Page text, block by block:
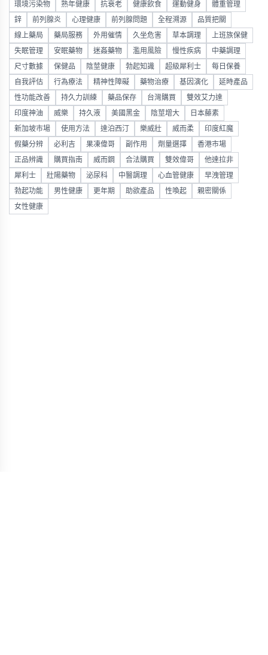
環境污染物 熟年健康 抗衰老 健康飲食 運動健身 體重管理
鋅 前列腺炎 心理健康 前列腺問題 全程溯源 品質把關
線上藥局 藥局服務 外用催情 久坐危害 草本調理 上班族保健
失眠管理 安眠藥物 迷姦藥物 濫用風險 慢性疾病 中藥調理
尺寸數據 保健品 陰莖健康 勃起知識 超級犀利士 每日保養
自我評估 行為療法 精神性障礙 藥物治療 基因演化 延時產品
性功能改善 持久力訓練 藥品保存 台灣購買 雙效艾力達
印度神油 威樂 持久液 美國黑金 陰莖增大 日本藤素
新加坡市場 使用方法 達泊西汀 樂威壯 威而柔 印度紅魔
假藥分辨 必利吉 果凍偉哥 副作用 劑量選擇 香港市場
正品辨識 購買指南 威而鋼 合法購買 雙效偉哥 他達拉非
犀利士 壯陽藥物 泌尿科 中醫調理 心血管健康 早洩管理
勃起功能 男性健康 更年期 助欲產品 性喚起 親密關係
女性健康